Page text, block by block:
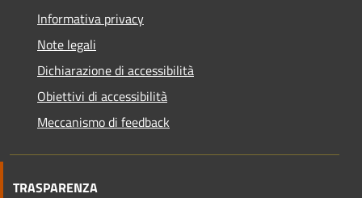
Informativa privacy
Note legali
Dichiarazione di accessibilità
Obiettivi di accessibilità
Meccanismo di feedback
TRASPARENZA